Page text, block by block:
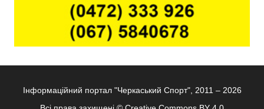
Інформаційний портал "Черкаський Спорт", 2011 – 2026